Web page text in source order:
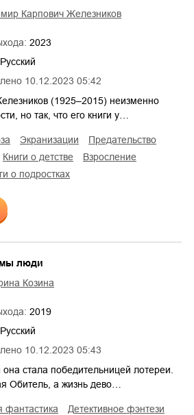
10.12.2023 05:42
Карпович Железников
2023
Русский
(1925–2015) неизменно
но так, что его книги у…
экранизации
предательство
книги о детстве
взросление
о подростках
10.12.2023 05:43
люди
Козина
2019
Русский
стала победительницей лотереи.
Обитель, а жизнь дево…
фантастика
детективное фэнтези